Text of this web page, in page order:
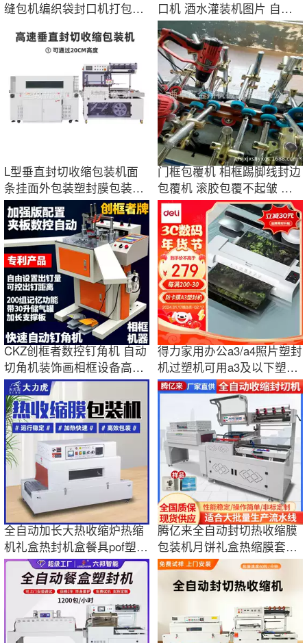
缝包机编织袋封口机打包机
口机 酒水灌装机图片 自动
液体包装机
L型垂直封切收缩包装机面
条挂面外包装塑封膜包装机
气泡膜封口机
门框包覆机 相框踢脚线封边
包覆机 滚胶包覆不起皱 厂
家售后终生
CKZ创框者数控钉角机 自动
切角机装饰画相框设备高精
密无缝隙
得力家用办公a3/a4照片塑封
机过塑机可用a3及以下塑封
膜商用相片
全自动加长大热收缩炉热缩
机礼盒热封机盒餐具pof塑封
膜包装机
腾亿来全自动封切热收缩膜
包装机月饼礼盒热缩膜套膜
套袋塑封膜机